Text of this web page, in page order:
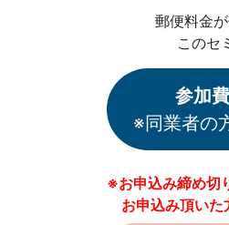
郵便料金
このセ
参加
※同業者の
※お申込み締め切
お申込み頂いた